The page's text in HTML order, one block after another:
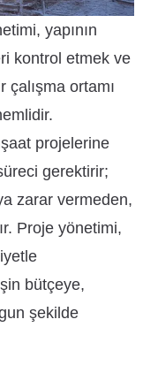
yapının
kontrol etmek ve
çalışma ortamı
projelerine
gerektirir;
zarar vermeden,
Proje yönetimi,
bütçeye,
şekilde